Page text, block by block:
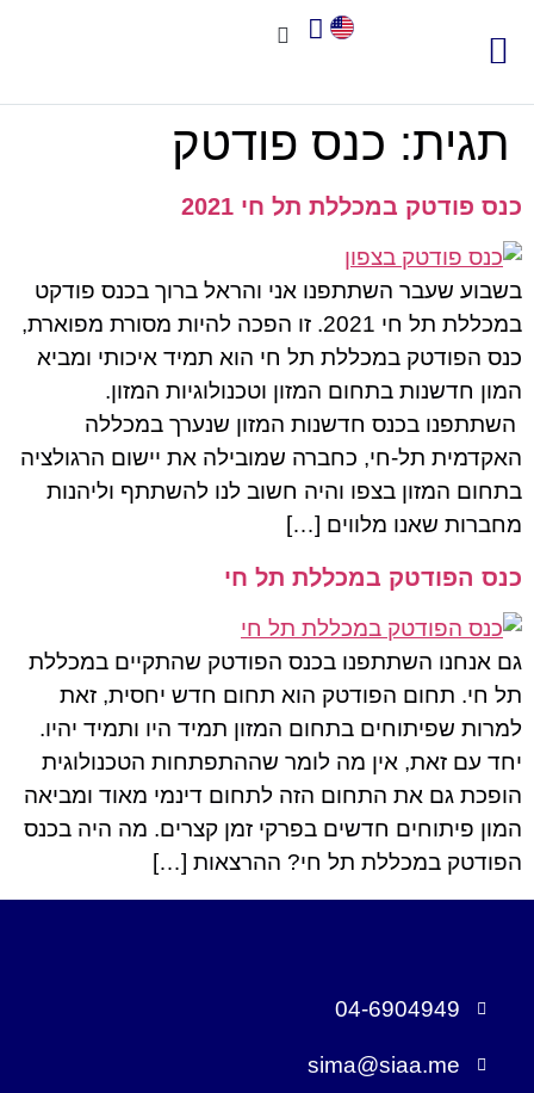
תגית: כנס פודטק
כנס פודטק במכללת תל חי 2021
בשבוע שעבר השתתפנו אני והראל ברוך בכנס פודקט
במכללת תל חי 2021. זו הפכה להיות מסורת מפוארת,
כנס הפודטק במכללת תל חי הוא תמיד איכותי ומביא
המון חדשנות בתחום המזון וטכנולוגיות המזון.
השתתפנו בכנס חדשנות המזון שנערך במכללה
האקדמית תל-חי, כחברה שמובילה את יישום הרגולציה
בתחום המזון בצפו והיה חשוב לנו להשתתף וליהנות
מחברות שאנו מלווים […]
כנס הפודטק במכללת תל חי
גם אנחנו השתתפנו בכנס הפודטק שהתקיים במכללת
תל חי. תחום הפודטק הוא תחום חדש יחסית, זאת
למרות שפיתוחים בתחום המזון תמיד היו ותמיד יהיו.
יחד עם זאת, אין מה לומר שההתפתחות הטכנולוגית
הופכת גם את התחום הזה לתחום דינמי מאוד ומביאה
המון פיתוחים חדשים בפרקי זמן קצרים. מה היה בכנס
הפודטק במכללת תל חי? ההרצאות […]
04-6904949
sima@siaa.me